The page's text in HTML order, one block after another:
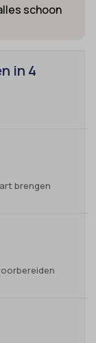
schoon
in 4
brengen